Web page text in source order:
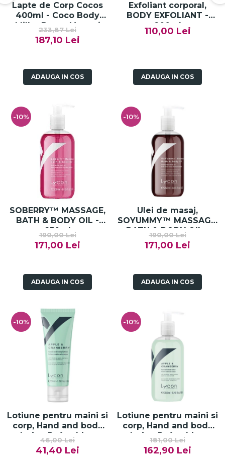
Lapte de Corp Cocos
400ml - Coco Body
Milk - Bruno Vassari
233,87 Lei
187,10 Lei
ADAUGA IN COS
Exfoliant corporal,
BODY EXFOLIANT -
200ml
110,00 Lei
ADAUGA IN COS
-10%
SOBERRY™ MASSAGE,
BATH & BODY OIL -
250ml
190,00 Lei
171,00 Lei
ADAUGA IN COS
-10%
Ulei de masaj,
SOYUMMY™ MASSAGE,
BATH & BODY OIL -
250ml
190,00 Lei
171,00 Lei
ADAUGA IN COS
-10%
Lotiune pentru maini si
corp, Hand and body
lotion Refreshing
Apple and Cranberry -
50ml
46,00 Lei
41,40 Lei
-10%
Lotiune pentru maini si
corp, Hand and body
lotion Refreshing
Apple and Cranberry -
250ml
181,00 Lei
162,90 Lei